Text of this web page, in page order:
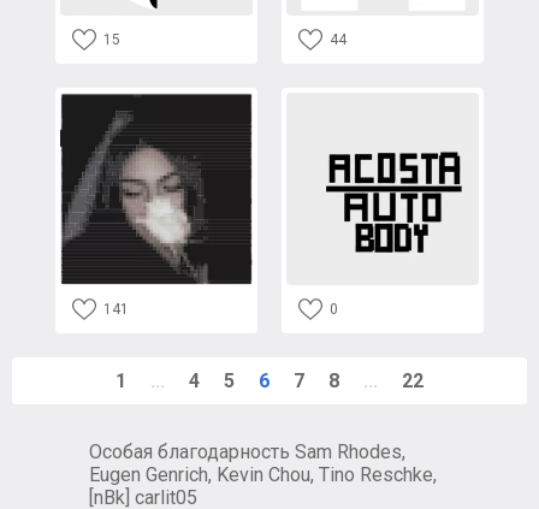
15 44
141 0
1 ... 4 5 6 7 8 ... 22
Особая благодарность Sam Rhodes,
Eugen Genrich, Kevin Chou, Tino Reschke,
[nBk] carlit05